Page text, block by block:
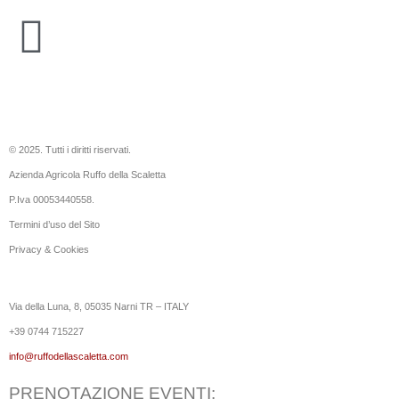
© 2025. Tutti i diritti riservati.
Azienda Agricola Ruffo della Scaletta
P.Iva 00053440558.
Termini d’uso del Sito
Privacy & Cookies
Via della Luna, 8, 05035 Narni TR – ITALY
+39 0744 715227
info@ruffodellascaletta.com
PRENOTAZIONE EVENTI: